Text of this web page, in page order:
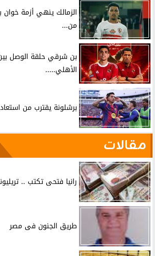
الزمالك ينهي أزمة خوان
من...
بن شرقي حلقة الوصل
الأهلي.....
برشلونة يقترب من
مقالات
رانيا فتحى تكتب ..
طريق الجنون فى مصر